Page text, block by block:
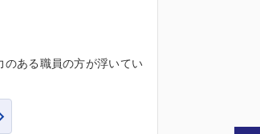
ある職員の方が浮いてい